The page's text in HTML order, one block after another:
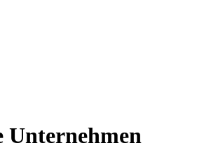
Unternehmen